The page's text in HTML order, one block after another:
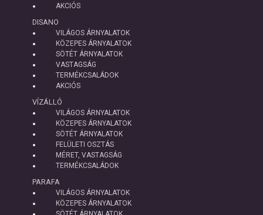
AKCIÓS
DISANO
VILÁGOS ÁRNYALATOK
KÖZEPES ÁRNYALATOK
SÖTÉT ÁRNYALATOK
VASTAGSÁG
TERMÉKCSALÁDOK
AKCIÓS
VÍZÁLLÓ
VILÁGOS ÁRNYALATOK
KÖZEPES ÁRNYALATOK
SÖTÉT ÁRNYALATOK
FELÜLETI OSZTÁS
MÉRET, VASTAGSÁG
TERMÉKCSALÁDOK
PARAFA
VILÁGOS ÁRNYALATOK
KÖZEPES ÁRNYALATOK